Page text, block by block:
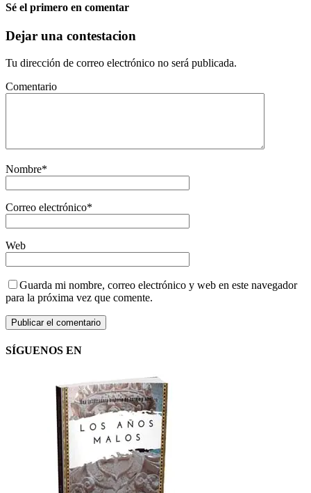
Sé el primero en comentar
Dejar una contestacion
Tu dirección de correo electrónico no será publicada.
Comentario
Nombre*
Correo electrónico*
Web
Guarda mi nombre, correo electrónico y web en este navegador
para la próxima vez que comente.
SÍGUENOS EN